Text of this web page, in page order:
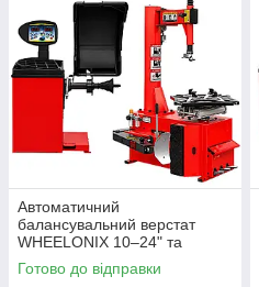
Автоматичний
балансувальний верстат
WHEELONIX 10–24" та
напівавтоматичний
шиномонтажний станок 400 В
Готово до відправки